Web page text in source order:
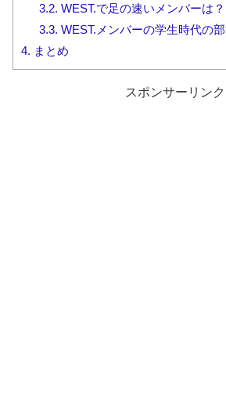
3.2. WEST.で足の速いメンバーは？
3.3. WEST.メンバーの学生時代の
4. まとめ
スポンサーリンク